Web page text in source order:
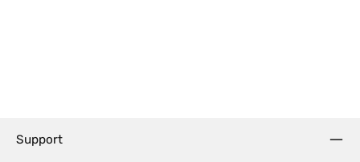
Support